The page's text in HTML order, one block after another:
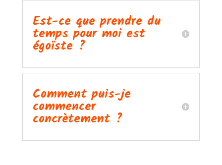
Est-ce que prendre du
temps pour moi est
égoïste ?
Comment puis-je
commencer
concrètement ?